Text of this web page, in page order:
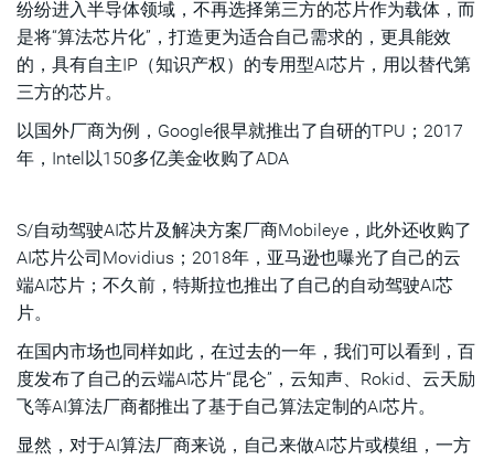
纷纷进入半导体领域，不再选择第三方的芯片作为载体，而
是将“算法芯片化”，打造更为适合自己需求的，更具能效
的，具有自主IP（知识产权）的专用型AI芯片，用以替代第
三方的芯片。
以国外厂商为例，Google很早就推出了自研的TPU；2017
年，Intel以150多亿美金收购了ADA
S/自动驾驶AI芯片及解决方案厂商Mobileye，此外还收购了
AI芯片公司Movidius；2018年，亚马逊也曝光了自己的云
端AI芯片；不久前，特斯拉也推出了自己的自动驾驶AI芯
片。
在国内市场也同样如此，在过去的一年，我们可以看到，百
度发布了自己的云端AI芯片“昆仑”，云知声、Rokid、云天励
飞等AI算法厂商都推出了基于自己算法定制的AI芯片。
显然，对于AI算法厂商来说，自己来做AI芯片或模组，一方